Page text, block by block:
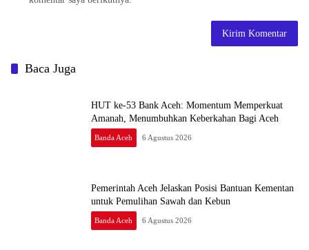
Baca Juga
HUT ke-53 Bank Aceh: Momentum Memperkuat
Amanah, Menumbuhkan Keberkahan Bagi Aceh
Banda Aceh 6 Agustus 2026
Pemerintah Aceh Jelaskan Posisi Bantuan Kementan
untuk Pemulihan Sawah dan Kebun
Banda Aceh 6 Agustus 2026